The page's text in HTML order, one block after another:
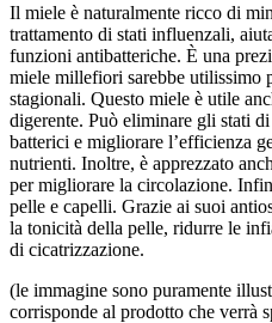
Il miele è naturalmente ricco di
trattamento di stati influenzali,
funzioni antibatteriche. È una
miele millefiori sarebbe utilissimo
stagionali. Questo miele è utile
digerente. Può eliminare gli stati
batterici e migliorare l’efficienza
nutrienti. Inoltre, è apprezzato
per migliorare la circolazione.
pelle e capelli. Grazie ai suoi
la tonicità della pelle, ridurre le
di cicatrizzazione.
(le immagine sono puramente
corrisponde al prodotto che verrà